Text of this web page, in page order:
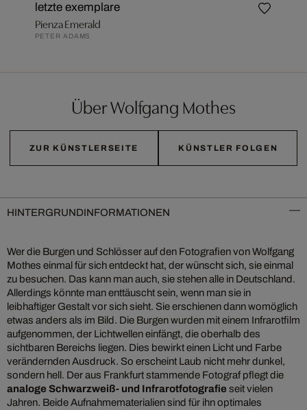
letzte exemplare
Pienza Emerald
PETER ADAMS
Über Wolfgang Mothes
ZUR KÜNSTLERSEITE KÜNSTLER FOLGEN
HINTERGRUNDINFORMATIONEN
Wer die Burgen und Schlösser auf den Fotografien von Wolfgang
Mothes einmal für sich entdeckt hat, der wünscht sich, sie einmal
zu besuchen. Das kann man auch, sie stehen alle in Deutschland.
Allerdings könnte man enttäuscht sein, wenn man sie in
leibhaftiger Gestalt vor sich sieht. Sie erschienen dann womöglich
etwas anders als im Bild. Die Burgen wurden mit einem Infrarotfilm
aufgenommen, der Lichtwellen einfängt, die oberhalb des
sichtbaren Bereichs liegen. Dies bewirkt einen Licht und Farbe
verändernden Ausdruck. So erscheint Laub nicht mehr dunkel,
sondern hell. Der aus Frankfurt stammende Fotograf pflegt die
analoge Schwarzweiß- und Infrarotfotografie seit vielen
Jahren. Beide Aufnahmematerialien sind für ihn optimales